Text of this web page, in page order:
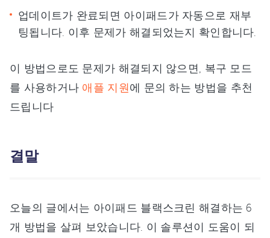
업데이트가 완료되면 아이패드가 자동으로 재부
팅됩니다. 이후 문제가 해결되었는지 확인합니다.
이 방법으로도 문제가 해결되지 않으면, 복구 모드
를 사용하거나 애플 지원에 문의 하는 방법을 추천
드립니다
결말
오늘의 글에서는 아이패드 블랙스크린 해결하는 6
개 방법을 살펴 보았습니다. 이 솔루션이 도움이 되